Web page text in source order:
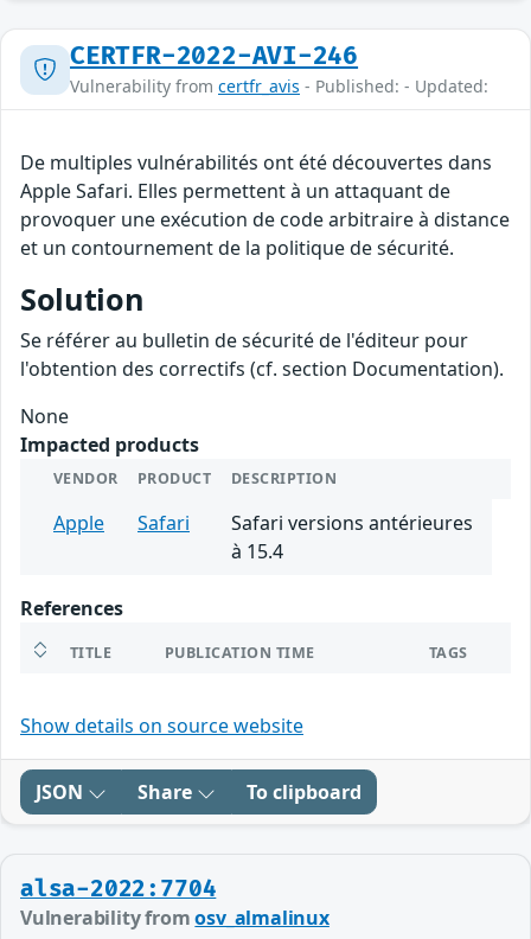
CERTFR-2022-AVI-246
Vulnerability from certfr_avis - Published: - Updated:
De multiples vulnérabilités ont été découvertes dans
Apple Safari. Elles permettent à un attaquant de
provoquer une exécution de code arbitraire à distance
et un contournement de la politique de sécurité.
Solution
Se référer au bulletin de sécurité de l'éditeur pour
l'obtention des correctifs (cf. section Documentation).
None
Impacted products
VENDOR PRODUCT DESCRIPTION
Apple Safari
Safari versions antérieures
à 15.4
References
TITLE PUBLICATION TIME TAGS
Show details on source website
JSON Share To clipboard
alsa-2022:7704
Vulnerability fromosv_almalinux